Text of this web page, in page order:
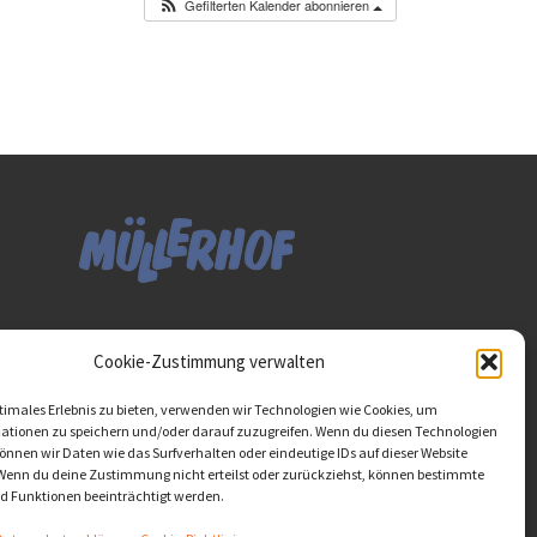
Cookie-Zustimmung verwalten
Erlebnis zu bieten, verwenden wir Technologien wie Cookies, um
zu speichern und/oder darauf zuzugreifen. Wenn du diesen Technologien
wir Daten wie das Surfverhalten oder eindeutige IDs auf dieser Website
du deine Zustimmung nicht erteilst oder zurückziehst, können bestimmte
Funktionen beeinträchtigt werden.
Gefilterten Kalender abonnieren
Diese Website ist als Teil
- Raum geben"
>>>